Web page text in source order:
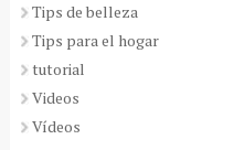
Tips de belleza
Tips para el hogar
tutorial
Videos
Vídeos